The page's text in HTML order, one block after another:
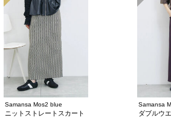
Samansa Mos2 blue
ニットストレートスカート
Samansa